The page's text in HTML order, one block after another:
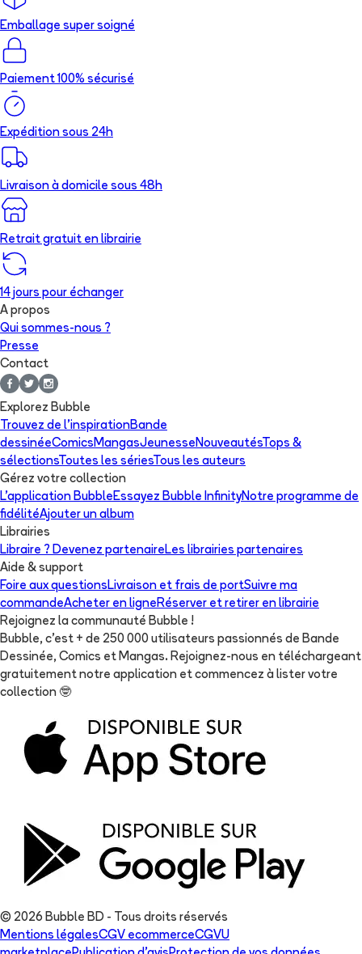
Emballage super soigné
Paiement 100% sécurisé
Expédition sous 24h
Livraison à domicile sous 48h
Retrait gratuit en librairie
14 jours pour échanger
A propos
Qui sommes-nous ?
Presse
Contact
Explorez Bubble
Trouvez de l'inspirationBande
dessinéeComicsMangasJeunesseNouveautésTops &
sélectionsToutes les sériesTous les auteurs
Gérez votre collection
L'application BubbleEssayez Bubble InfinityNotre programme de
fidélitéAjouter un album
Librairies
Libraire ? Devenez partenaireLes librairies partenaires
Aide & support
Foire aux questionsLivraison et frais de portSuivre ma
commandeAcheter en ligneRéserver et retirer en librairie
Rejoignez la communauté Bubble !
Bubble, c'est + de 250 000 utilisateurs passionnés de Bande
Dessinée, Comics et Mangas. Rejoignez-nous en téléchargeant
gratuitement notre application et commencez à lister votre
collection 🤓
© 2026 Bubble BD - Tous droits réservés
Mentions légalesCGV ecommerceCGVU